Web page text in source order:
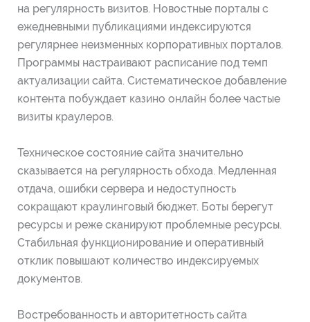
на регулярность визитов. Новостные порталы с
ежедневными публикациями индексируются
регулярнее неизменных корпоративных порталов.
Программы настраивают расписание под темп
актуализации сайта. Систематическое добавление
контента побуждает казино онлайн более частые
визиты краулеров.
Техническое состояние сайта значительно
сказывается на регулярность обхода. Медленная
отдача, ошибки сервера и недоступность
сокращают краулинговый бюджет. Боты берегут
ресурсы и реже сканируют проблемные ресурсы.
Стабильная функционирование и оперативный
отклик повышают количество индексируемых
документов.
Востребованность и авторитетность сайта